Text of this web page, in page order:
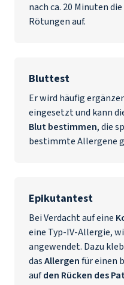
nach ca. 20 Minuten
Rötungen auf.
Bluttest
Er wird häufig
eingesetzt und kann
Blut bestimmen, die
bestimmte Allergene
Epikutantest
Bei Verdacht auf eine
eine Typ-IV-Allergie,
angewendet. Dazu
dasAllergenfür einen
aufden Rücken des